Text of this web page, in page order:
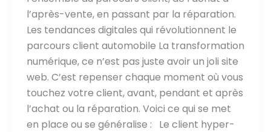
l’après-vente, en passant par la réparation.
Les tendances digitales qui révolutionnent le
parcours client automobile La transformation
numérique, ce n’est pas juste avoir un joli site
web. C’est repenser chaque moment où vous
touchez votre client, avant, pendant et après
l’achat ou la réparation. Voici ce qui se met
en place ou se généralise : Le client hyper-